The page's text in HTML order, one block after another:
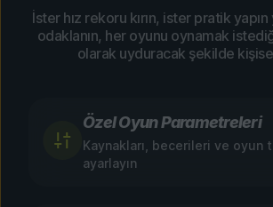
İster hız rekoru kırın, ister pratik
odaklanın, her oyunu oynamak
olarak uyduracak şekilde
Özel Oyun Parametreleri
Kaynakları, becerileri ve oyun
ayarlayın